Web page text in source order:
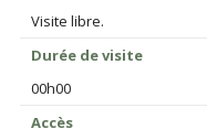
Visite libre.
Durée de visite
00h00
Accès